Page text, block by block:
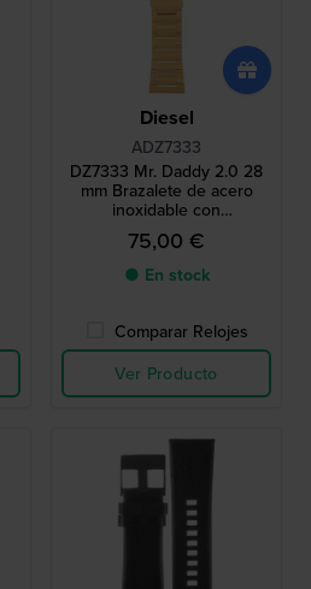
Diesel
ADZ7333
DZ7333 Mr. Daddy 2.0 28
mm Brazalete de acero
inoxidable con
revestimiento dorado
75,00 €
● En stock
Comparar Relojes
Ver Producto